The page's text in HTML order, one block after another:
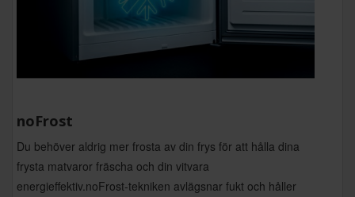
noFrost
Du behöver aldrig mer frosta av din frys för att hålla dina
frysta matvaror fräscha och din vitvara
energieffektiv.noFrost-tekniken avlägsnar fukt och håller